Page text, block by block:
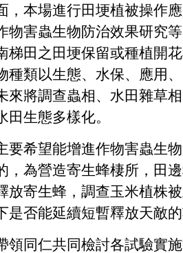
，本場進行田埂植被操作
物害蟲生物防治效果研究
梯田之田埂保留或種植開
種類以生態、水保、應用
來將調查蟲相、水田雜草
田生態多樣化。
要希望能增進作物害蟲生
，為營造寄生蜂棲所，田
放寄生蜂，調查玉米植株
是否能延續短暫釋放天敵
領同仁共同檢討各試驗實